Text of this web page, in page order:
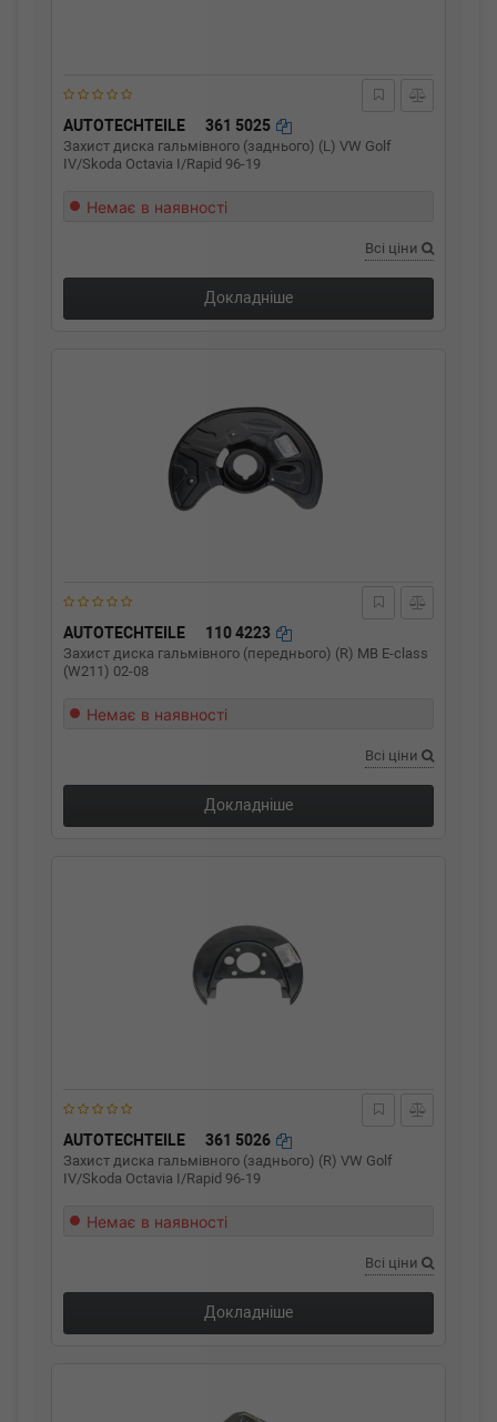
AUTOTECHTEILE 361 5025
Захист диска гальмівного (заднього) (L) VW Golf
IV/Skoda Octavia I/Rapid 96-19
Немає в наявності
Всі ціни
Докладніше
AUTOTECHTEILE 110 4223
Захист диска гальмівного (переднього) (R) MB E-class
(W211) 02-08
Немає в наявності
Всі ціни
Докладніше
AUTOTECHTEILE 361 5026
Захист диска гальмівного (заднього) (R) VW Golf
IV/Skoda Octavia I/Rapid 96-19
Немає в наявності
Всі ціни
Докладніше